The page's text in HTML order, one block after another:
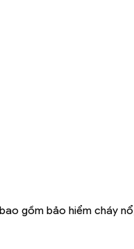
gồm bảo hiểm cháy